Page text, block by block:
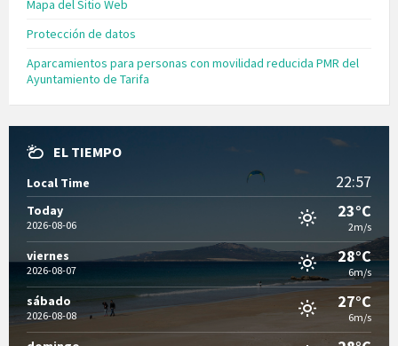
Mapa del Sitio Web
Protección de datos
Aparcamientos para personas con movilidad reducida PMR del
Ayuntamiento de Tarifa
EL TIEMPO
Local Time 22:57
Today
2026-08-06
23°C
2m/s
viernes
2026-08-07
28°C
6m/s
sábado
2026-08-08
27°C
6m/s